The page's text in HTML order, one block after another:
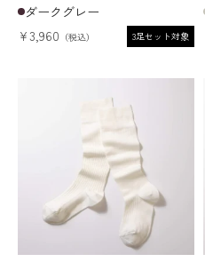
ダークグレー
セール価格
¥3,960 3足セット対象